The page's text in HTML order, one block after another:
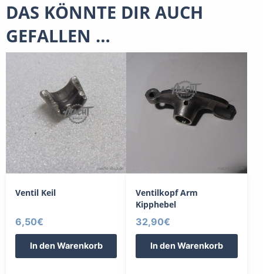
DAS KÖNNTE DIR AUCH
GEFALLEN …
Ventil Keil
6,50€
In den Warenkorb
Ventilkopf Arm
Kipphebel
32,90€
In den Warenkorb